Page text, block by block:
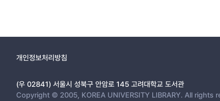
개인정보처리방침
(우 02841) 서울시 성북구 안암로 145 고려대학교 도서관
Copyright © 2005, KOREA UNIVERSITY LIBRARY. All rights